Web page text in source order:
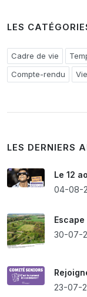
LES
Cadre de vie
Compte-rendu
LES DERNIERS
Le 12
04-08-
30-07-
23-07-